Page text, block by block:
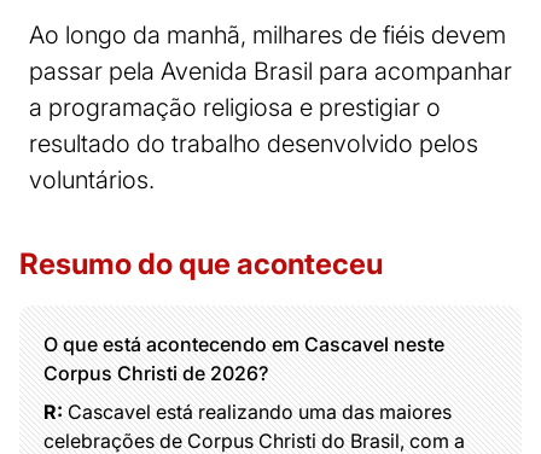
Ao longo da manhã, milhares de fiéis devem
passar pela Avenida Brasil para acompanhar
a programação religiosa e prestigiar o
resultado do trabalho desenvolvido pelos
voluntários.
Resumo do que aconteceu
O que está acontecendo em Cascavel neste
Corpus Christi de 2026?
R:Cascavel está realizando uma das maiores
celebrações de Corpus Christi do Brasil, com a